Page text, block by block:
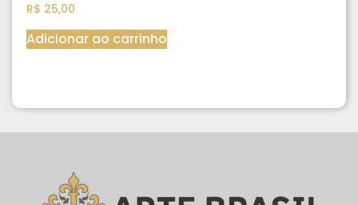
R$ 25,00
Adicionar ao carrinho